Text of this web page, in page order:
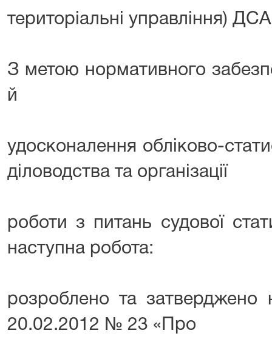
територіальні управління)
З метою нормативного
й
удосконалення обліково-
діловодства та організації
роботи з питань судової
наступна робота:
розроблено та затверджено
20.02.2012 № 23 «Про